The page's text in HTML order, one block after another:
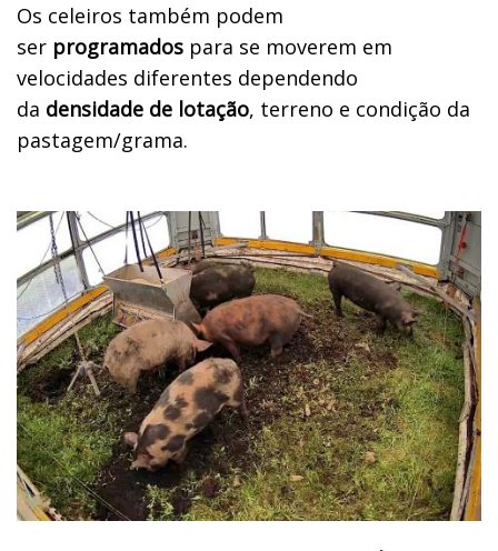
Os celeiros também podem
ser programados para se moverem em
velocidades diferentes dependendo
da densidade de lotação, terreno e condição da
pastagem/grama.